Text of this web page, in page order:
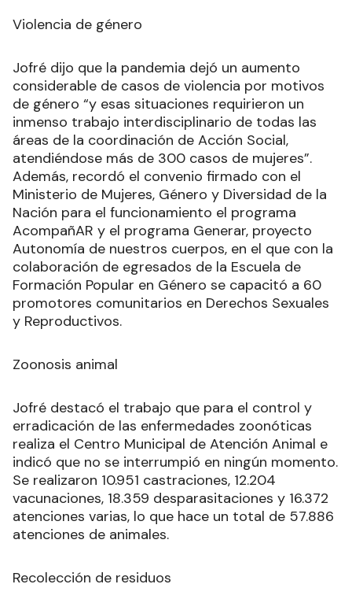
Violencia de género
Jofré dijo que la pandemia dejó un aumento
considerable de casos de violencia por motivos
de género “y esas situaciones requirieron un
inmenso trabajo interdisciplinario de todas las
áreas de la coordinación de Acción Social,
atendiéndose más de 300 casos de mujeres”.
Además, recordó el convenio firmado con el
Ministerio de Mujeres, Género y Diversidad de la
Nación para el funcionamiento el programa
AcompañAR y el programa Generar, proyecto
Autonomía de nuestros cuerpos, en el que con la
colaboración de egresados de la Escuela de
Formación Popular en Género se capacitó a 60
promotores comunitarios en Derechos Sexuales
y Reproductivos.
Zoonosis animal
Jofré destacó el trabajo que para el control y
erradicación de las enfermedades zoonóticas
realiza el Centro Municipal de Atención Animal e
indicó que no se interrumpió en ningún momento.
Se realizaron 10.951 castraciones, 12.204
vacunaciones, 18.359 desparasitaciones y 16.372
atenciones varias, lo que hace un total de 57.886
atenciones de animales.
Recolección de residuos